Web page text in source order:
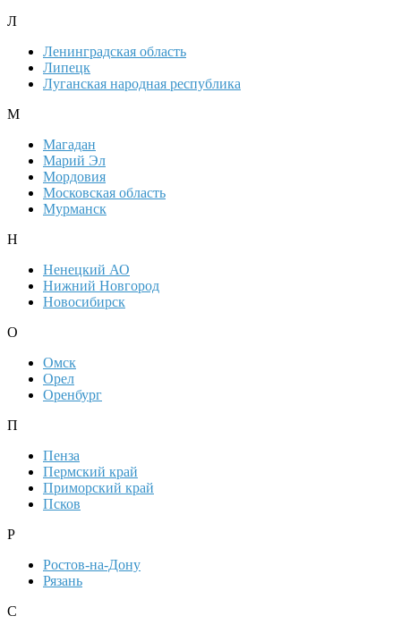
Л
Ленинградская область
Липецк
Луганская народная республика
М
Магадан
Марий Эл
Мордовия
Московская область
Мурманск
Н
Ненецкий АО
Нижний Новгород
Новосибирск
О
Омск
Орел
Оренбург
П
Пенза
Пермский край
Приморский край
Псков
Р
Ростов-на-Дону
Рязань
С